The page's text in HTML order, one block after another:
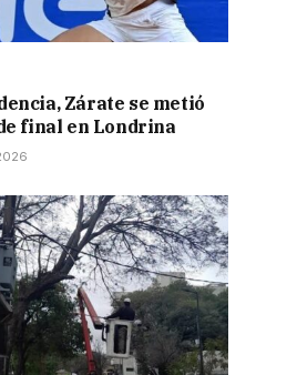
Zárate se metió
final en Londrina